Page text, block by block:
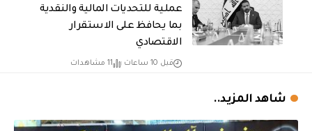
عملية للتحديات المالية والنقدية
بما يحافظ على الاستقرار
الاقتصادي
قبل 10 ساعات 11 مشاهدات
شاهد المزيد..